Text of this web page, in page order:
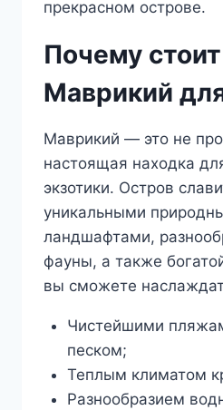
прекрасном острове.
Почему
Маврикий
Маврикий — это не
настоящая находка
экзотики. Остров
уникальными
ландшафтами,
фауны, а также
вы сможете
Чистейшими
песком;
Теплым климатом
Разнообразием